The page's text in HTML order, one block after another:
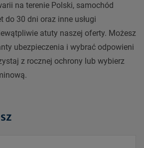
na terenie Polski, samochód
do 30 dni oraz inne usługi
atuty naszej oferty. Możesz
ubezpieczenia i wybrać odpowieni
z rocznej ochrony lub wybierz